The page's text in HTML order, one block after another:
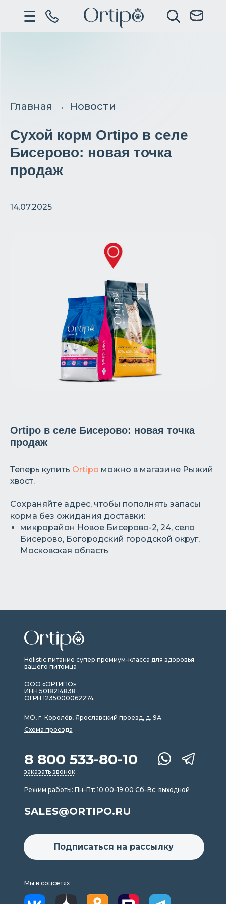
Главная → Новости
Сухой корм Ortipo в селе
Бисерово: новая точка
продаж
14.07.2025
Ortipo в селе Бисерово: новая точка
продаж
Теперь купить Ortipo можно в магазине Рыжий
хвост.
Сохраняйте адрес, чтобы пополнять запасы
корма без ожидания доставки:
микрорайон Новое Бисерово-2, 24, село
Бисерово, Богородский городской округ,
Московская область
заказать звонок
Holistic питание супер премиум-класса для здоровья
вашего питомца
ООО «ОРТИПО»
ИНН 5018214838
ОГРН 1235000062274
Режим работы: Пн–Пт: 10:00–19:00 Сб–Вс: выходной
МО, г. Королёв, Ярославский проезд, д. 9А
Схема проезда
8 800 533-80-10
SALES@ORTIPO.RU
Подписаться на рассылку
Мы в соцсетях